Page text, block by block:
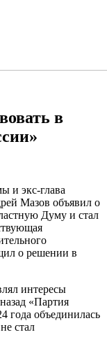
в
и экс‑глава
Мазов объявил о
Думу и стал
о решении в
интересы
«Партия
года объединилась
стал